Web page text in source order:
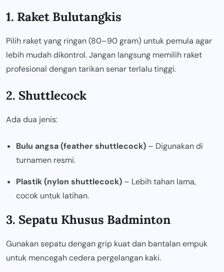
1. Raket Bulutangkis
Pilih raket yang ringan (80–90 gram) untuk pemula agar
lebih mudah dikontrol. Jangan langsung memilih raket
profesional dengan tarikan senar terlalu tinggi.
2. Shuttlecock
Ada dua jenis:
Bulu angsa (feather shuttlecock) – Digunakan di
turnamen resmi.
Plastik (nylon shuttlecock) – Lebih tahan lama,
cocok untuk latihan.
3. Sepatu Khusus Badminton
Gunakan sepatu dengan grip kuat dan bantalan empuk
untuk mencegah cedera pergelangan kaki.